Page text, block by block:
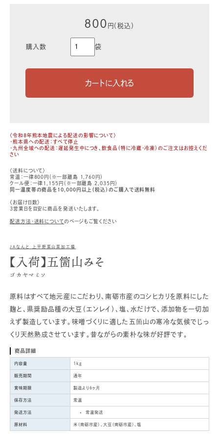
800 円（税込）
購入数 袋
〈令和8年熊本地震による配送の影響について〉
・熊本県への配送：すべて停止
・九州全域への配送：遅延発生中につき、飲食品（特に冷蔵・冷凍）のご注文はお控えくだ
さい
〈送料について〉
常温：一律800円（※一部離島 1,760円）
クール便：一律1,155円（※一部離島 2,035円）
同一温度帯の商品を10,000円以上（税込）のご購入で送料無料
〈お届け日数〉
3営業日を目安に商品を発送いたします。
配送方法・送料についてのページもご覧ください
JAなんと 上平野菜山菜加工場
【入荷】五箇山みそ
ゴカヤマミソ
原料はすべて地元産にこだわり、南砺市産のコシヒカリを原料にした
麹と、県奨励品種の大豆（エンレイ）、塩、水だけで、添加物を一切加
えず製造しています。味噌づくりに適した五箇山の寒冷な気候でじっ
くり天然熟成させています。昔ながらの素朴な味が好評です。
商品詳細
内容量 1kg
販売期間 通年
賞味期限 製造より6ヶ月
保存方法 常温
発送方法 常温発送
原材料 米（南砺市産）、大豆（南砺市産）、塩